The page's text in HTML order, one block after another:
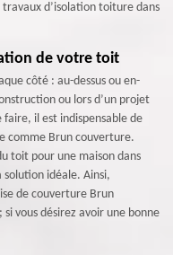
travaux d’isolation toiture dans
de votre toit
côté : au-dessus ou en-
ou lors d’un projet
il est indispensable de
comme Brun couverture.
toit pour une maison dans
idéale. Ainsi,
de couverture Brun
vous désirez avoir une bonne